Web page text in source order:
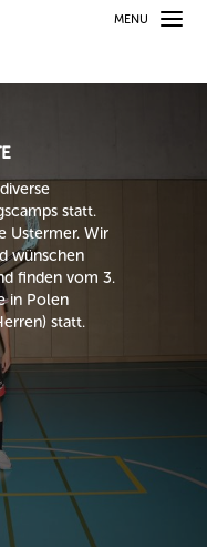
MENU
statt.
Ustermer. Wir
wünschen
finden vom 3.
in Polen
statt.